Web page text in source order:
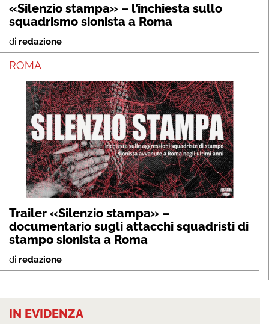
«Silenzio stampa» – l’inchiesta sullo
squadrismo sionista a Roma
di redazione
ROMA
Trailer «Silenzio stampa» –
documentario sugli attacchi squadristi di
stampo sionista a Roma
di redazione
IN EVIDENZA